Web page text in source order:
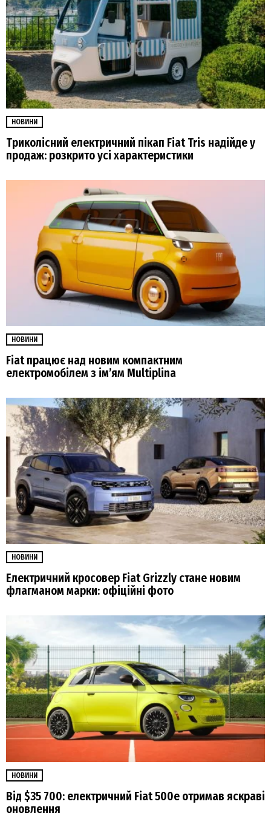
НОВИНИ
Триколісний електричний пікап Fiat Tris надійде у
продаж: розкрито усі характеристики
НОВИНИ
Fiat працює над новим компактним
електромобілем з ім’ям Multiplina
НОВИНИ
Електричний кросовер Fiat Grizzly стане новим
флагманом марки: офіційні фото
НОВИНИ
Від $35 700: електричний Fiat 500е отримав яскраві
оновлення